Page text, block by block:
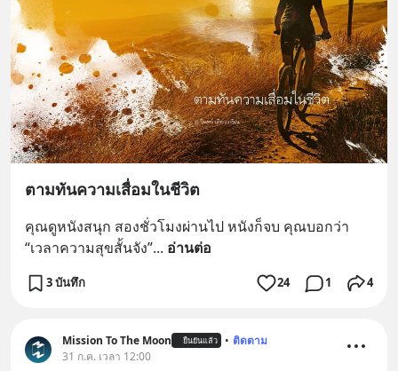
ตามทันความเสื่อมในชีวิต
คุณดูหนังสนุก สองชั่วโมงผ่านไป หนังก็จบ คุณบอกว่า
“เวลาความสุขสั้นจัง”... อ่านต่อ
3 บันทึก 24 1 4
Mission To The Moon ยืนยันแล้ว • ติดตาม
31 ก.ค. เวลา 12:00